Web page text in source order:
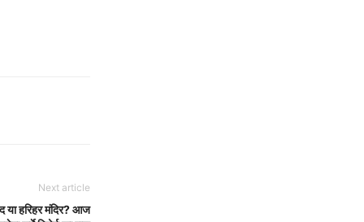
Next article
हरिहर मंदिर? आज